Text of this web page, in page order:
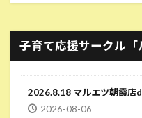
子育て応援サークル
2026.8.18 マルエツ朝霞店
2026-08-06